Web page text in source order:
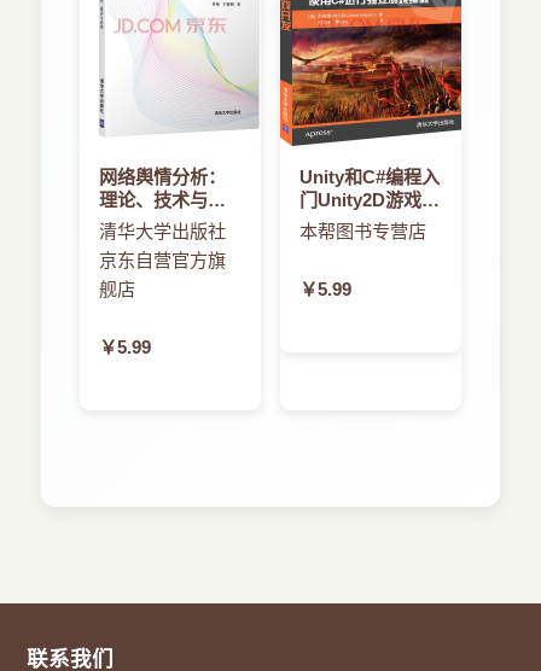
网络舆情分析：
理论、技术与应
用
清华大学出版社
京东自营官方旗
舰店
￥5.99
Unity和C#编程入
门Unity2D游戏开
发
本帮图书专营店
￥5.99
联系我们